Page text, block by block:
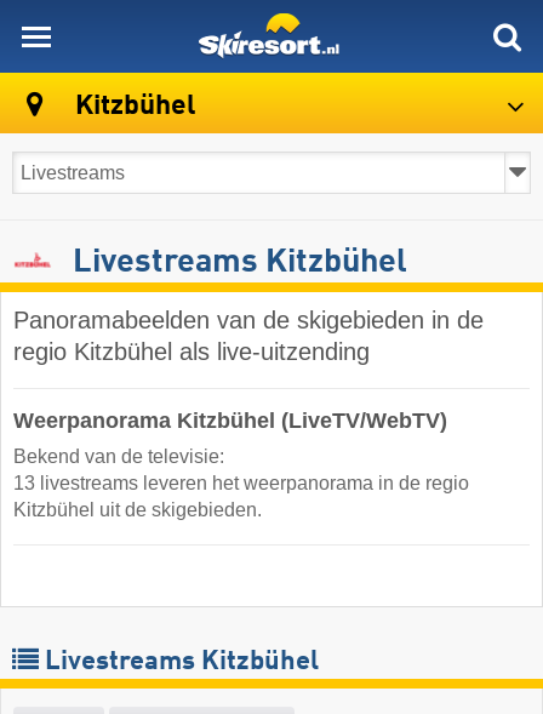
Kitzbühel
Livestreams Kitzbühel
Panoramabeelden van de skigebieden in de
regio Kitzbühel als live-uitzending
Weerpanorama Kitzbühel (LiveTV/WebTV)
Bekend van de televisie:
13 livestreams leveren het weerpanorama in de regio
Kitzbühel uit de skigebieden.
Livestreams Kitzbühel